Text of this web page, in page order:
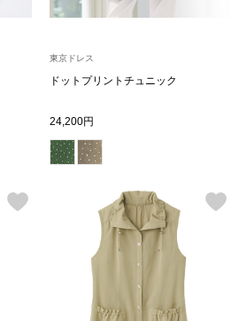
パンツ／スラ
ルーム･アン
ルームウェア
東京ドレス
ドットプリントチュニック
24,200円